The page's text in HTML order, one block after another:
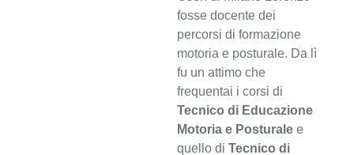
fosse docente dei
percorsi di formazione
motoria e posturale. Da lì
fu un attimo che
frequentai i corsi di
Tecnico di Educazione
Motoria e Posturale e
quello di Tecnico di